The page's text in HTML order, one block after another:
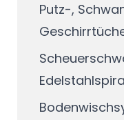
Putz-,